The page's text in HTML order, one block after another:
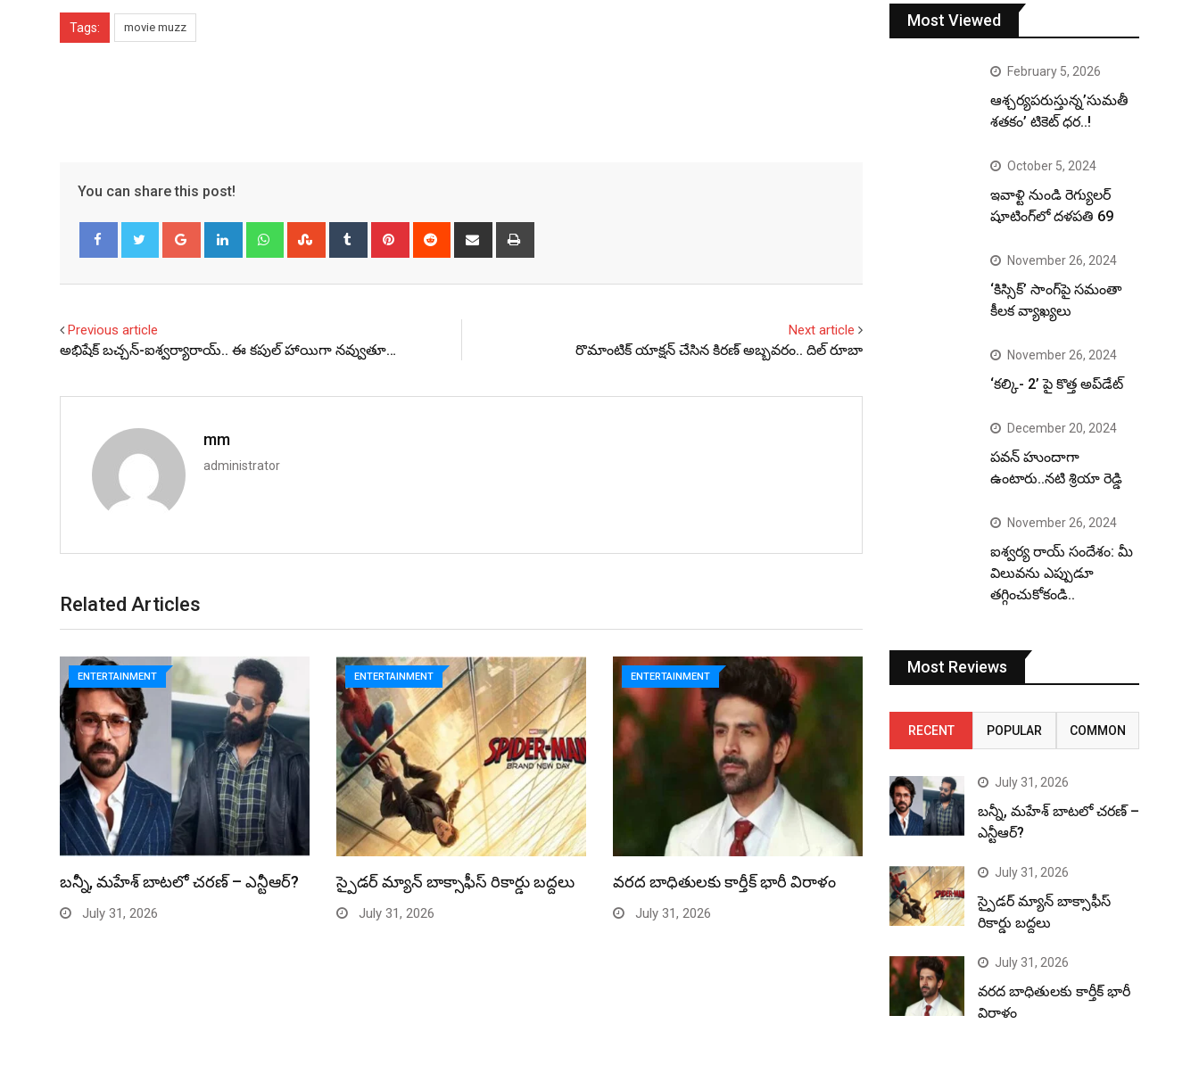
Tags: movie muzz
You can share this post!
Google+ LinkedIn WhatsappStumbleUpon
Tumblr Pinterest Reddit
Share
Previous article
అభిషేక్‌ బచ్చన్‌-ఐశ్వర్యారాయ్‌.. ఈ కపుల్‌ హాయిగా నవ్వుతూ…
Next article
రొమాంటిక్‌ యాక్షన్‌ చేసిన కిరణ్‌ అబ్బవరం.. దిల్‌ రూబా
mm
administrator
Related Articles
ENTERTAINMENT
బన్నీ, మహేశ్ బాటలో చరణ్ – ఎన్టీఆర్?
July 31, 2026
ENTERTAINMENT
స్పైడర్ మ్యాన్ బాక్సాఫీస్ రికార్డు బద్దలు
July 31, 2026
ENTERTAINMENT
వరద బాధితులకు కార్తీక్ భారీ విరాళం
July 31, 2026
Most Viewed
February 5, 2026
ఆశ్చర్యపరుస్తున్న’సుమతీ
శతకం’ టికెట్ ధర..!
October 5, 2024
ఇవాళ్టి నుండి రెగ్యులర్
షూటింగ్‌లో దళపతి 69
November 26, 2024
‘కిస్సిక్’ సాంగ్‌పై సమంతా
కీలక వ్యాఖ్యలు
November 26, 2024
‘కల్కి- 2’ పై కొత్త అప్‌డేట్
December 20, 2024
పవన్ హుందాగా
ఉంటారు..నటి శ్రియా రెడ్డి
November 26, 2024
ఐశ్వర్య రాయ్ సందేశం: మీ
విలువను ఎప్పుడూ
తగ్గించుకోకండి..
Most Reviews
RECENT POPULAR COMMON
July 31, 2026
బన్నీ, మహేశ్ బాటలో చరణ్ –
ఎన్టీఆర్?
July 31, 2026
స్పైడర్ మ్యాన్ బాక్సాఫీస్
రికార్డు బద్దలు
July 31, 2026
వరద బాధితులకు కార్తీక్ భారీ
విరాళం